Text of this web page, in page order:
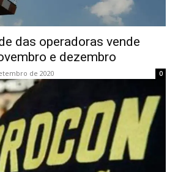
das operadoras vende
e dezembro
de 2020 0